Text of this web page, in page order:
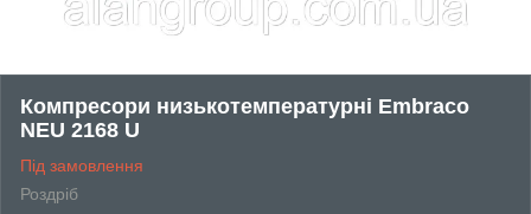
Компресори низькотемпературні Embraco
NEU 2168 U
Під замовлення
Роздріб